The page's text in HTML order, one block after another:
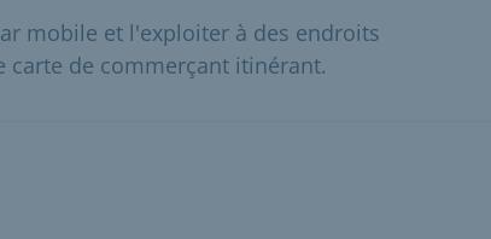
mobile et l'exploiter à des endroits
carte de commerçant itinérant.